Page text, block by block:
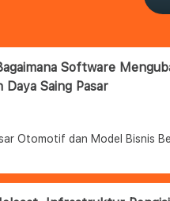
Software
Saing Pasar
Otomotif dan Model Bisnis